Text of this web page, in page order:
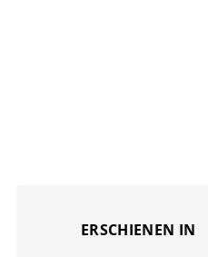
ERSCHIENEN IN